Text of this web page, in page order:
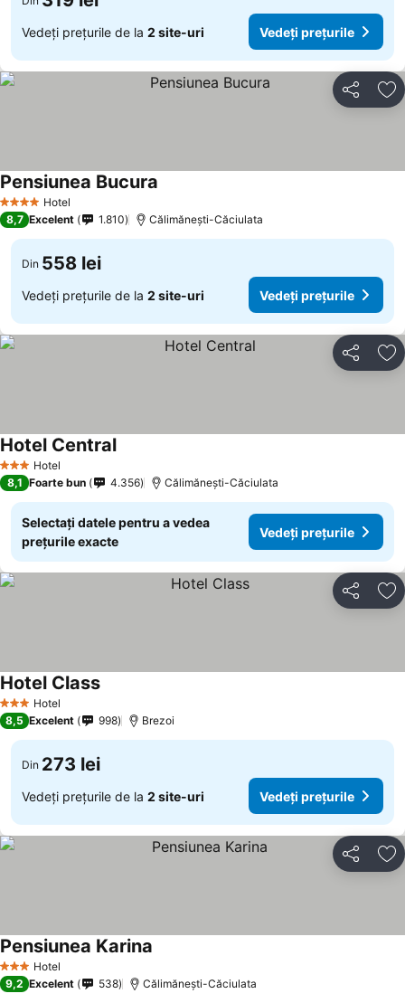
Vedeți prețurile de la 2 site-uri Vedeți prețurile
Distribuiți
4 Stele Hotel
Pensiunea Bucura
8,7 Excelent 1.810 Călimănești-Căciulata
Din 558 lei
Vedeți prețurile de la 2 site-uri Vedeți prețurile
Distribuiți
3 SteleHotel
Hotel CentralVedeți prețurile
8,1 Foarte bun 4.356 Călimănești-Căciulata
Selectați datele pentru a vedea
prețurile exacte
Vedeți prețurile
Distribuiți
3 SteleHotel
Hotel ClassVedeți prețurile
8,5 Excelent 998 Brezoi
Din 273 lei
Vedeți prețurile de la 2 site-uri Vedeți prețurile
Distribuiți
3 SteleHotel
Pensiunea Karina
9,2 Excelent 538 Călimănești-Căciulata